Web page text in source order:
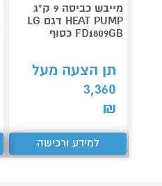
מייבש כביסה 9 ק"ג
HEAT PUMP דגם LG
FD1809GB כסוף
תן הצעה מעל
3,360
₪
למידע ורכישה